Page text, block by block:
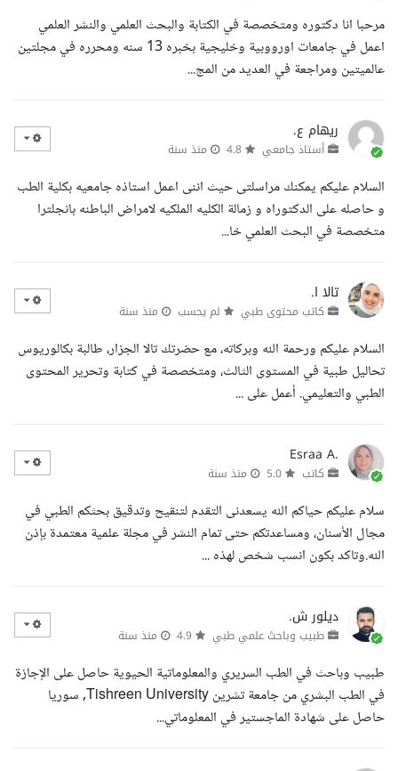
مرحبا انا دكتوره ومتخصصة في الكتابة والبحث العلمي والنشر العلمي
اعمل في جامعات اورووبية وخليجية بخبره 13 سنه ومحرره في مجلتين
عالميتين ومراجعة في العديد من المج...
ريهام ع.
أستاذ جامعي منذ سنة
السلام عليكم يمكنك مراسلتى حيث اننى اعمل استاذه جامعيه بكلية الطب
و حاصله على الدكتوراه و زمالة الكليه الملكيه لامراض الباطنه بانجلترا
متخصصة في البحث العلمي خا...
تالا ا.
كاتب محتوى طبي لم يحسب منذ سنة
السلام عليكم ورحمة الله وبركاته، مع حضرتك تالا الجزار، طالبة بكالوريوس
تحاليل طبية في المستوى الثالث، ومتخصصة في كتابة وتحرير المحتوى
الطبي والتعليمي. أعمل على ...
Esraa A.
كاتب منذ سنة
سلام عليكم حياكم الله يسعدنى التقدم لتنقيح وتدقيق بحثكم الطبي في
مجال الأسنان، ومساعدتكم حتى تمام النشر في مجلة علمية معتمدة بإذن
الله.وتاكد بكون انسب شخص لهذه ...
ديلور ش.
طبيب وباحث علمي طبي منذ سنة
طبيب وباحث في الطب السريري والمعلوماتية الحيوية حاصل على الإجازة
في الطب البشري من جامعة تشرين Tishreen University, سوريا
حاصل على شهادة الماجستير في المعلوماتي...